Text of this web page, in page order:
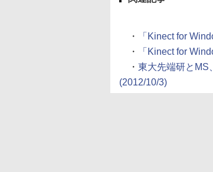
・
「Kinect for
・
「Kinect for
・ 東大先端研とMS
(2012/10/3)